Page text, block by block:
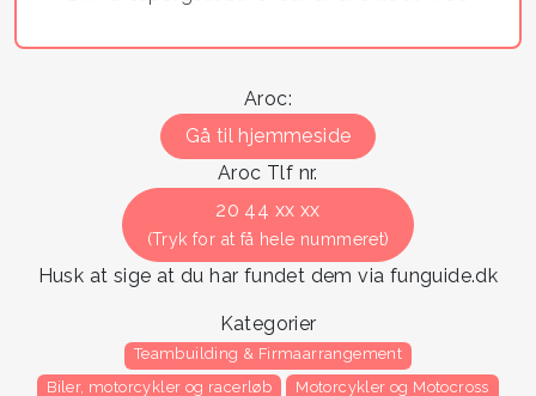
Aroc:
Gå til hjemmeside
Aroc Tlf nr.
20 44 xx xx
(Tryk for at få hele nummeret)
Husk at sige at du har fundet dem via funguide.dk
Kategorier
Teambuilding & Firmaarrangement
Biler, motorcykler og racerløb
Motorcykler og Motocross